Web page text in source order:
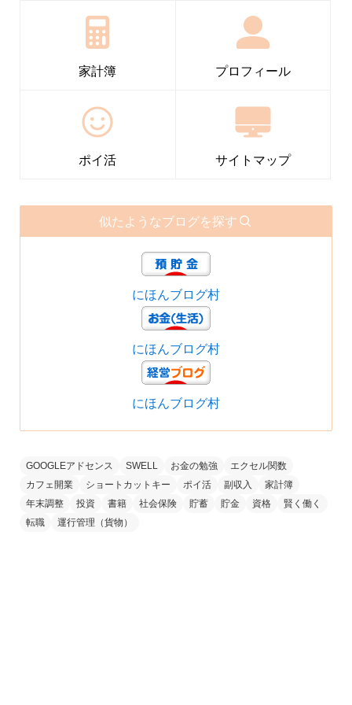
家計簿 プロフィール
ポイ活 サイトマップ
似たようなブログを探す
にほんブログ村
にほんブログ村
にほんブログ村
GOOGLEアドセンス SWELL お金の勉強
エクセル関数
カフェ開業
ショートカットキー ポイ活 副収入
家計簿
年末調整
投資 書籍 社会保険 貯蓄 貯金 資格
賢く働く
転職
運行管理（貨物）